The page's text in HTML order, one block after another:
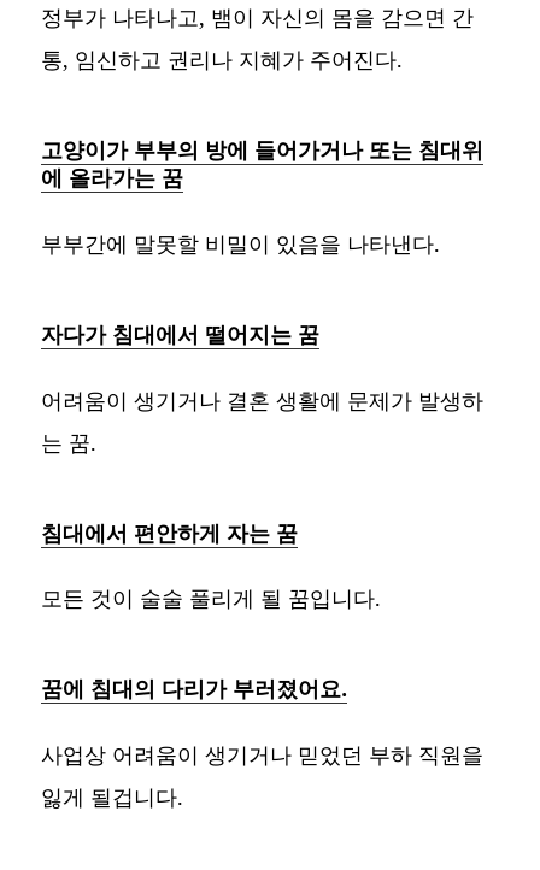
정부가 나타나고, 뱀이 자신의 몸을 감으면 간
통, 임신하고 권리나 지혜가 주어진다.
고양이가 부부의 방에 들어가거나 또는 침대위
에 올라가는 꿈
부부간에 말못할 비밀이 있음을 나타낸다.
자다가 침대에서 떨어지는 꿈
어려움이 생기거나 결혼 생활에 문제가 발생하
는 꿈.
침대에서 편안하게 자는 꿈
모든 것이 술술 풀리게 될 꿈입니다.
꿈에 침대의 다리가 부러졌어요.
사업상 어려움이 생기거나 믿었던 부하 직원을
잃게 될겁니다.